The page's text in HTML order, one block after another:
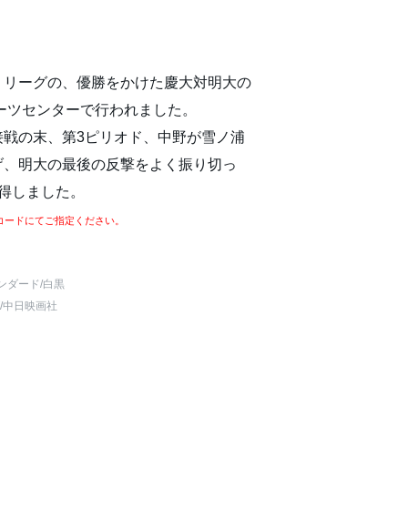
ーグの、優勝をかけた慶大対明大の
センターで行われました。
の末、第3ピリオド、中野が雪ノ浦
明大の最後の反撃をよく振り切っ
しました。
ドにてご指定ください。
ダード/白黒
日映画社